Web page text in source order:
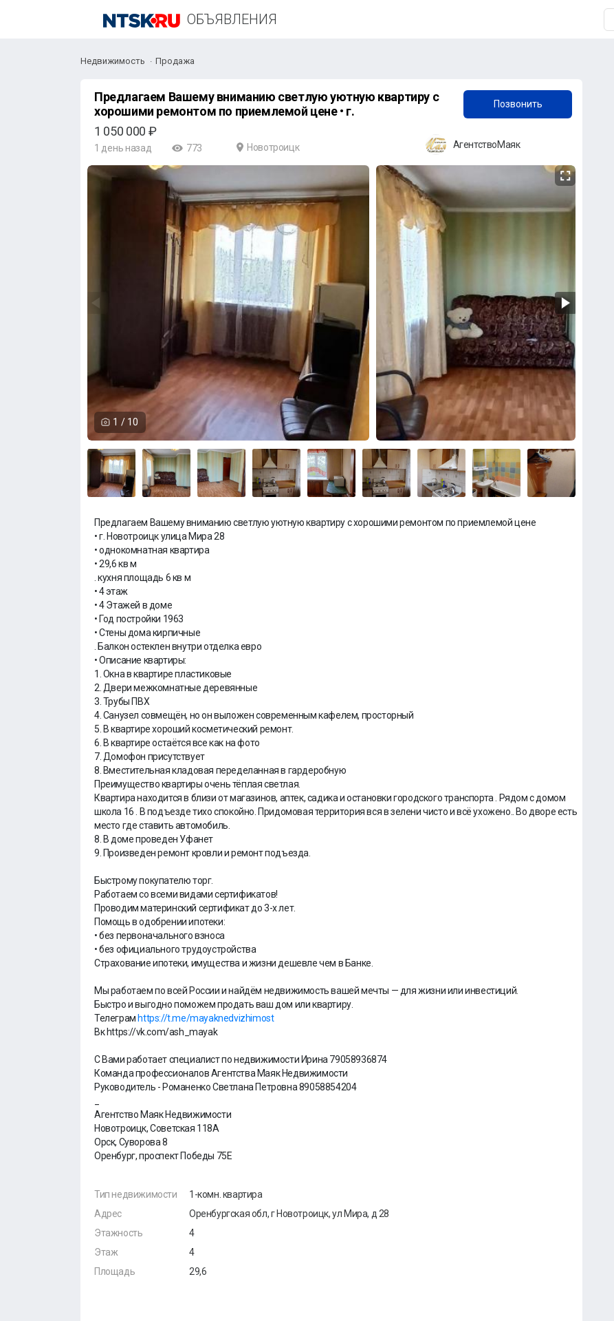
ОБЪЯВЛЕНИЯ
+7 (958) 838-38-73
Недвижимость Продажа
1 / 10
Предлагаем Вашему вниманию светлую уютную квартиру с
хорошими ремонтом по приемлемой цене • г.
Позвонить
1 050 000 ₽
1 день назад 773 Новотроицк АгентствоМаяк
Предлагаем Вашему вниманию светлую уютную квартиру с хорошими ремонтом по приемлемой цене
• г. Новотроицк улица Мира 28
• однокомнатная квартира
• 29,6 кв м
. кухня площадь 6 кв м
• 4 этаж
• 4 Этажей в доме
• Год постройки 1963
• Стены дома кирпичные
. Балкон остеклен внутри отделка евро
• Описание квартиры:
1. Окна в квартире пластиковые
2. Двери межкомнатные деревянные
3. Трубы ПВХ
4. Санузел совмещён, но он выложен современным кафелем, просторный
5. В квартире хороший косметический ремонт.
6. В квартире остаётся все как на фото
7. Домофон присутствует
8. Вместительная кладовая переделанная в гардеробную
Преимущество квартиры очень тёплая светлая.
Квартира находится в близи от магазинов, аптек, садика и остановки городского транспорта . Рядом с домом
школа 16 . В подъезде тихо спокойно. Придомовая территория вся в зелени чисто и всё ухожено.. Во дворе есть
место где ставить автомобиль.
8. В доме проведен Уфанет
9. Произведен ремонт кровли и ремонт подъезда.
Быстрому покупателю торг.
Работаем со всеми видами сертификатов!
Проводим материнский сертификат до 3-х лет.
Помощь в одобрении ипотеки:
• без первоначального взноса
• без официального трудоустройства
Страхование ипотеки, имущества и жизни дешевле чем в Банке.
Мы работаем по всей России и найдём недвижимость вашей мечты — для жизни или инвестиций.
Быстро и выгодно поможем продать ваш дом или квартиру.
Телеграм https://t.me/mayaknedvizhimost
Вк https://vk.com/ash_mayak
С Вами работает специалист по недвижимости Ирина 79058936874
Команда профессионалов Агентства Маяк Недвижимости
Руководитель - Романенко Светлана Петровна 89058854204
Агентство Маяк Недвижимости
Новотроицк, Советская 118А
Орск, Суворова 8
Оренбург, проспект Победы 75Е
Тип недвижимости
Адрес
Этажность
Этаж
Площадь
1-комн. квартира
Оренбургская обл, г Новотроицк, ул Мира, д 28
4
4
29,6